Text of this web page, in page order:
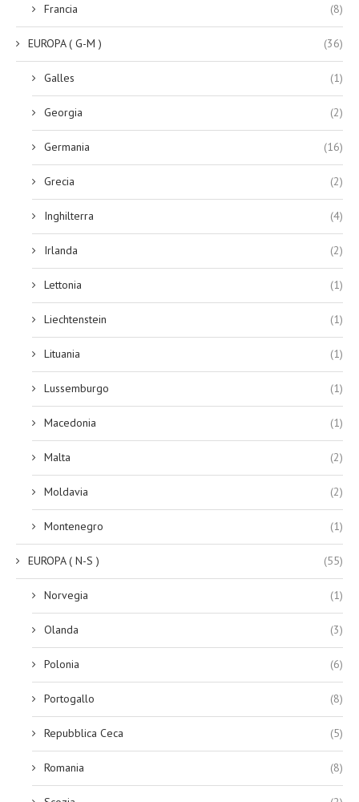
Francia (8)
EUROPA ( G-M ) (36)
Galles (1)
Georgia (2)
Germania (16)
Grecia (2)
Inghilterra (4)
Irlanda (2)
Lettonia (1)
Liechtenstein (1)
Lituania (1)
Lussemburgo (1)
Macedonia (1)
Malta (2)
Moldavia (2)
Montenegro (1)
EUROPA ( N-S ) (55)
Norvegia (1)
Olanda (3)
Polonia (6)
Portogallo (8)
Repubblica Ceca (5)
Romania (8)